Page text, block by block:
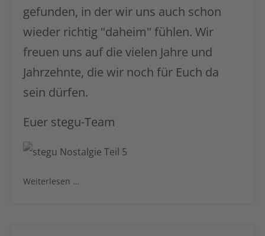
gefunden, in der wir uns auch schon
wieder richtig "daheim" fühlen. Wir
freuen uns auf die vielen Jahre und
Jahrzehnte, die wir noch für Euch da
sein dürfen.
Euer stegu-Team
Weiterlesen …